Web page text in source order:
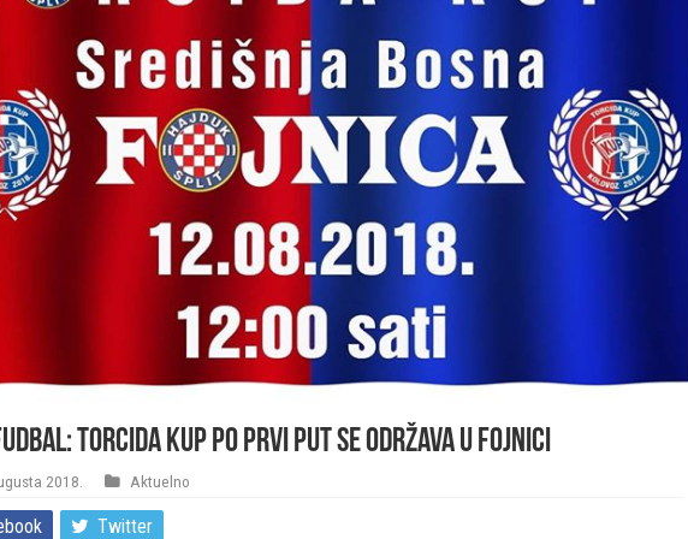
Torcida kup po prvi put se održava u Fojnici
2018. Aktuelno
Twitter